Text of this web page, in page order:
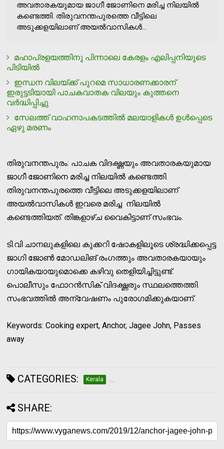
അവതാരകയുമായ ജാഗീ ജോണിനെ മരിച്ച നിലയില്‍
കണ്ടെത്തി. തിരുവനന്തപുരത്തെ വീട്ടിലെ
അടുക്കളയിലാണ് അയല്‍വാസികള്‍...
മഹാപ്രളയത്തിനു പിന്നാലെ കേരളം എലിപ്പനിയുടെ
പിടിയില്‍
ഇന്ധന വിലയ്ക്ക് പുറമെ സാധാരണക്കാരന്
ഇരുട്ടടിയായി പാചകവാതക വിലയും കുത്തനെ
വര്‍ദ്ധിപ്പിച്ചു
സേലത്ത് വാഹനാപകടത്തില്‍ മലയാളികള്‍ ഉള്‍പ്പെടെ
ഏഴു മരണം
തിരുവനന്തപുരം: പാചക വിദഗ്ദ്ധയും അവതാരകയുമായ
ജാഗീ ജോണിനെ മരിച്ച നിലയില്‍ കണ്ടെത്തി.
തിരുവനന്തപുരത്തെ വീട്ടിലെ അടുക്കളയിലാണ്
അയല്‍വാസികള്‍ ഇവരെ മരിച്ച നിലയില്‍
കണ്ടെത്തിയത്. തിങ്കളാഴ്ച വൈകിട്ടാണ് സംഭവം.
ടി.വി ചാനലുകളിലെ കുക്കറി ഷോകളിലൂടെ ശ്രദ്ധിക്കപ്പെട്ട
ജാഗി ജോണ്‍ മോഡലിങ് രംഗത്തും അവതാരകയായും
ഗായികയായുമൊക്കെ കഴിവു തെളിയിച്ചിട്ടുണ്ട്.
പൊലീസും ഫോറന്‍സിക് വിദഗ്ദ്ധരും സ്ഥലത്തെത്തി.
സംഭവത്തില്‍ അന്വേഷണം പുരോഗമിക്കുകയാണ്.
Keywords: Cooking expert, Anchor, Jagee John, Passes
away
CATEGORIES: Kerala
SHARE: